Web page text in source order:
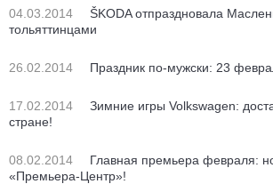
04.03.2014
ŠKODA отпраздновала
тольяттинцами
26.02.2014 Праздник по-мужски: 23
17.02.2014
Зимние игры Volkswagen:
стране!
08.02.2014
Главная премьера февраля:
«Премьера-Центр»!